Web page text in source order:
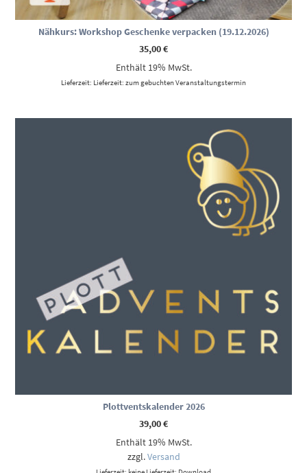
Nähkurs: Workshop Geschenke verpacken (19.12.2026)
35,00€
Enthält 19% MwSt.
Lieferzeit: Lieferzeit: zum gebuchten Veranstaltungstermin
Plottventskalender 2026
39,00€
Enthält 19% MwSt.
zzgl.Versand